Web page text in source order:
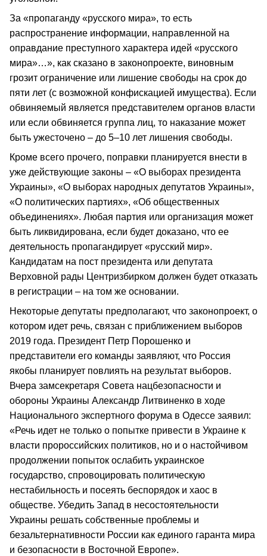
За «пропаганду «русского мира», то есть
распространение информации, направленной на
оправдание преступного характера идей «русского
мира»…», как сказано в законопроекте, виновным
грозит ограничение или лишение свободы на срок до
пяти лет (с возможной конфискацией имущества). Если
обвиняемый является представителем органов власти
или если обвиняется группа лиц, то наказание может
быть ужесточено – до 5–10 лет лишения свободы.
Кроме всего прочего, поправки планируется внести в
уже действующие законы – «О выборах президента
Украины», «О выборах народных депутатов Украины»,
«О политических партиях», «Об общественных
объединениях». Любая партия или организация может
быть ликвидирована, если будет доказано, что ее
деятельность пропагандирует «русский мир».
Кандидатам на пост президента или депутата
Верховной рады Центризбирком должен будет отказать
в регистрации – на том же основании.
Некоторые депутаты предполагают, что законопроект, о
котором идет речь, связан с приближением выборов
2019 года. Президент Петр Порошенко и
представители его команды заявляют, что Россия
якобы планирует повлиять на результат выборов.
Вчера замсекретаря Совета нацбезопасности и
обороны Украины Александр Литвиненко в ходе
Национального экспертного форума в Одессе заявил:
«Речь идет не только о попытке привести в Украине к
власти пророссийских политиков, но и о настойчивом
продолжении попыток ослабить украинское
государство, спровоцировать политическую
нестабильность и посеять беспорядок и хаос в
обществе. Убедить Запад в несостоятельности
Украины решать собственные проблемы и
безальтернативности России как единого гаранта мира
и безопасности в Восточной Европе».